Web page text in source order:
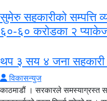
सुमेरु सहकारीको सम्पत्ति
६०-६० करोडका २
थप ३ सय ४ जना सहकारी
विकासन्युज
काठमाडौं । सरकारले समस्याग्रस्त